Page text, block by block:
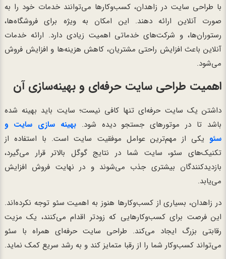
با طراحی سایت در زاهدان، کسب‌وکارها می‌توانند خدمات خود را به
صورت آنلاین ارائه دهند. این امکان به ویژه برای فروشگاه‌ها،
رستوران‌ها، و شرکت‌های خدماتی اهمیت زیادی دارد. ارائه خدمات
آنلاین باعث افزایش راحتی مشتریان، کاهش هزینه‌ها و افزایش فروش
می‌شود.
اهمیت طراحی سایت حرفه‌ای و بهینه‌سازی آن
داشتن یک سایت حرفه‌ای تنها کافی نیست؛ سایت باید بهینه شده
باشد تا در موتورهای جستجو دیده شود.بهینه سازی سایت و
سئویکی از مهم‌ترین عوامل موفقیت سایت است. با استفاده از
تکنیک‌های سئو، سایت شما در نتایج گوگل بالاتر قرار می‌گیرد،
بازدیدکنندگان بیشتری جذب می‌شوند و در نهایت فروش افزایش
می‌یابد.
در زاهدان، بسیاری از کسب‌وکارها هنوز به اهمیت سئو توجه نکرده‌اند.
این فرصت برای کسب‌وکارهایی که زودتر اقدام می‌کنند، یک مزیت
رقابتی بزرگ ایجاد می‌کند. طراحی سایت حرفه‌ای همراه با سئو
می‌تواند کسب‌وکار شما را از رقبا متمایز کند و به رشد سریع کمک نماید.